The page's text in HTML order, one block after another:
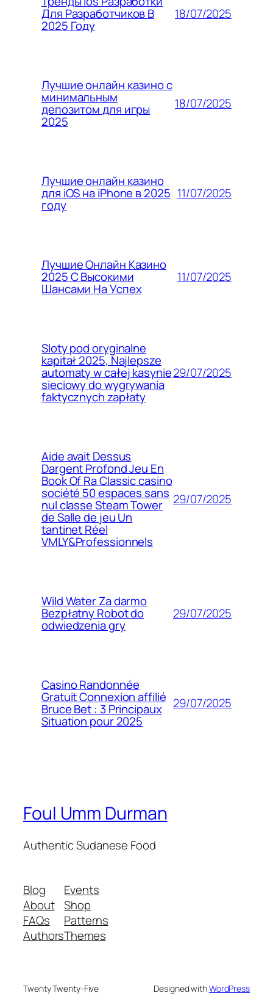
Для Разработчиков В
2025 Году
18/07/2025
Лучшие онлайн казино с
минимальным
депозитом для игры
2025
18/07/2025
Лучшие онлайн казино
для iOS на iPhone в 2025
году
11/07/2025
Лучшие Онлайн Казино
2025 С Высокими
Шансами На Успех
11/07/2025
Sloty pod oryginalne
kapitał 2025, Najlepsze
automaty w całej kasynie
sieciowy do wygrywania
faktycznych zapłaty
29/07/2025
Aide avait Dessus
Dargent Profond Jeu En
Book Of Ra Classic casino
société 50 espaces sans
nul classe Steam Tower
de Salle de jeu Un
tantinet Réel
VMLY&Professionnels
29/07/2025
Wild Water Za darmo
Bezpłatny Robot do
odwiedzenia gry
29/07/2025
Casino Randonnée
Gratuit Connexion affilié
Bruce Bet : 3 Principaux
Situation pour 2025
29/07/2025
Foul Umm Durman
Authentic Sudanese Food
Blog
About
FAQs
Authors
Events
Shop
Patterns
Themes
Twenty Twenty-Five Designed withWordPress